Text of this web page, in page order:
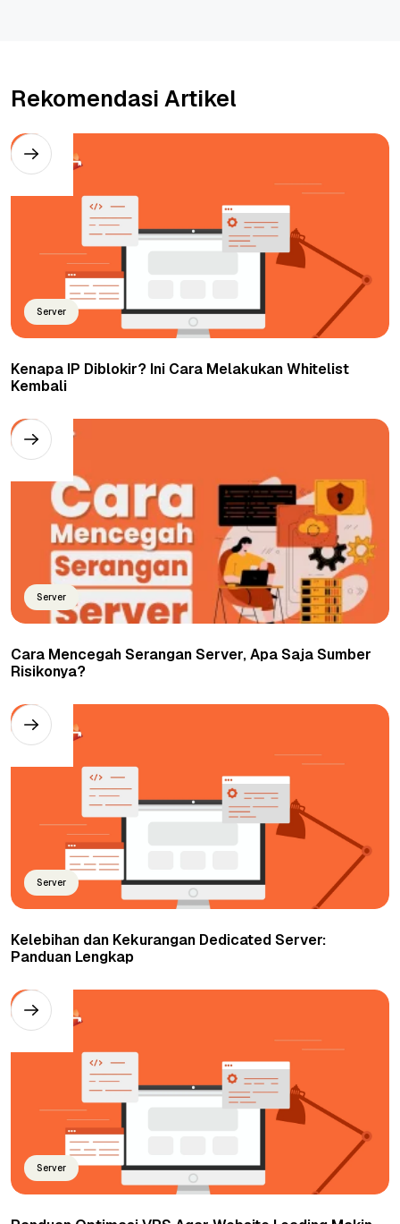
Rekomendasi Artikel
Server
Kenapa IP Diblokir? Ini Cara Melakukan Whitelist
Kembali
Server
Cara Mencegah Serangan Server, Apa Saja Sumber
Risikonya?
Server
Kelebihan dan Kekurangan Dedicated Server:
Panduan Lengkap
Server